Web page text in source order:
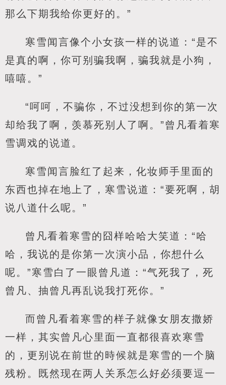
那么下期我给你更好的。”
寒雪闻言像个小女孩一样的说道：“是不
是真的啊，你可别骗我啊，骗我就是小狗，
嘻嘻。”
“呵呵，不骗你，不过没想到你的第一次
却给我了啊，羡慕死别人了啊。”曾凡看着寒
雪调戏的说道。
寒雪闻言脸红了起来，化妆师手里面的
东西也掉在地上了，寒雪说道：“要死啊，胡
说八道什么呢。”
曾凡看着寒雪的囧样哈哈大笑道：“哈
哈，我说的是你第一次演小品，你想什么
呢。”寒雪白了一眼曾凡道：“气死我了，死
曾凡、抽曾凡再乱说我打死你。”
而曾凡看着寒雪的样子就像女朋友撒娇
一样，其实曾凡心里面一直都很喜欢寒雪
的，更别说在前世的時候就是寒雪的一个脑
残粉。既然现在两人关系怎么好必须要逗一